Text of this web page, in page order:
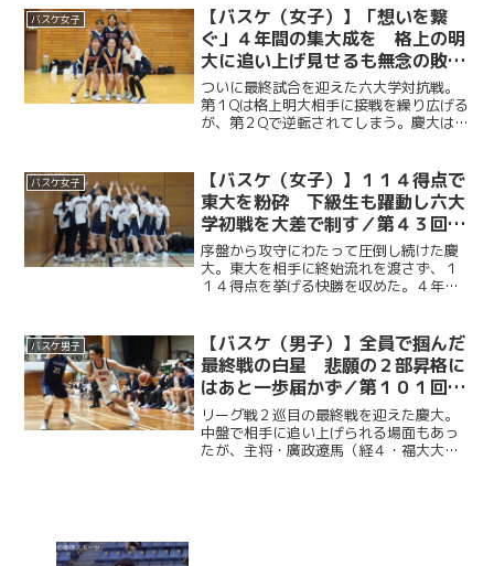
（商３・大垣北）を中心に、前半は攻守
ともに相手を圧倒する。後半...
バスケ女子
【バスケ（女子）】「想いを繋
ぐ」４年間の集大成を 格上の明
大に追い上げ見せるも無念の敗戦
／第４３回東京六大学女子バスケ
ットボール対抗戦
ついに最終試合を迎えた六大学対抗戦。
第１Qは格上明大相手に接戦を繰り広げる
が、第２Qで逆転されてしまう。慶大は河
しいディフェンスに終始苦しみ、６３
−８０で惜しくも敗れて...
バスケ女子
【バスケ（女子）】１１４得点で
東大を粉砕 下級生も躍動し六大
学初戦を大差で制す／第４３回東
京六大学女子バスケットボール対
抗戦 vs 東大
序盤から攻守にわたって圧倒し続けた慶
大。東大を相手に終始流れを渡さず、１
１４得点を挙げる快勝を収めた。４年生
子）、松岡優希乃（商２・都立国立）な
ど下級生も存在感を発揮。全員...
バスケ男子
【バスケ（男子）】全員で掴んだ
最終戦の白星 悲願の２部昇格に
はあと一歩届かず／第１０１回関
東大学バスケットボールリーグ戦
vs 学習院大
リーグ戦２巡目の最終戦を迎えた慶大。
中盤で相手に追い上げられる場面もあっ
たが、主将・廣政遼馬（経４・福大大